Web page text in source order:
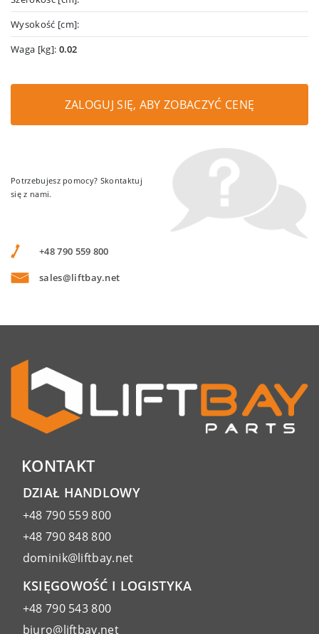
Wysokość [cm]:
Waga [kg]: 0.02
ZALOGUJ SIĘ, ABY ZOBACZYĆ CENĘ
Potrzebujesz pomocy? Skontaktuj
się z nami.
+48 790 559 800
sales@liftbay.net
KONTAKT
DZIAŁ HANDLOWY
+48 790 559 800
+48 790 848 800
dominik@liftbay.net
KSIĘGOWOŚĆ I LOGISTYKA
+48 790 543 800
biuro@liftbay.net